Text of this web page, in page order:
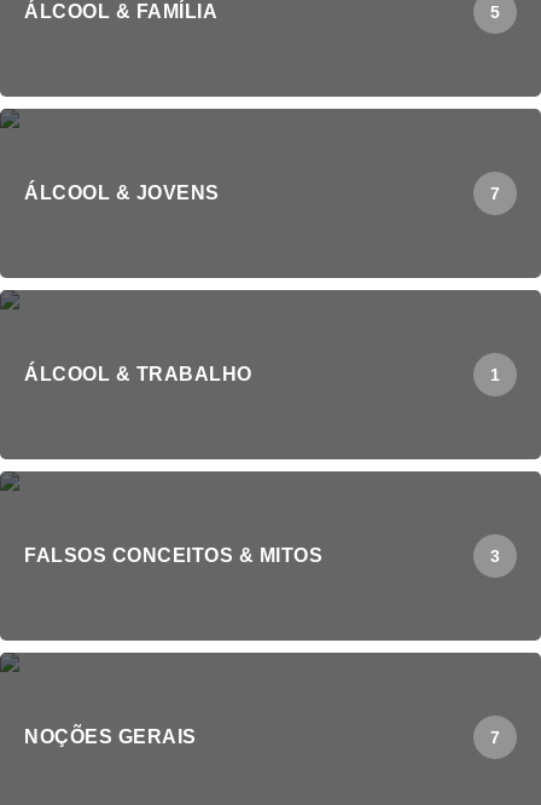
ÁLCOOL & FAMÍLIA 5
ÁLCOOL & JOVENS 7
ÁLCOOL & TRABALHO 1
FALSOS CONCEITOS & MITOS 3
NOÇÕES GERAIS 7